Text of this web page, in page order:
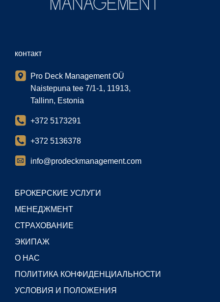
контакт
Pro Deck Management OÜ
Naistepuna tee 7/1-1, 11913,
Tallinn, Estonia
+372 5173291
+372 5136378
info@prodeckmanagement.com
БРОКЕРСКИЕ УСЛУГИ
МЕНЕДЖМЕНТ
СТРАХОВАНИЕ
ЭКИПАЖ
О НАС
ПОЛИТИКА КОНФИДЕНЦИАЛЬНОСТИ
УСЛОВИЯ И ПОЛОЖЕНИЯ